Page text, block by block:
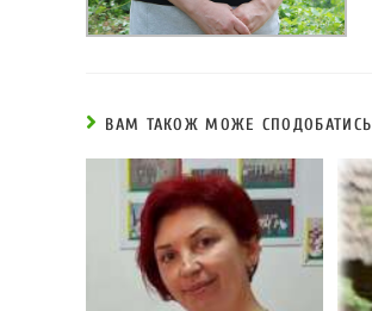
ВАМ ТАКОЖ МОЖЕ СПОДОБАТИСЬ